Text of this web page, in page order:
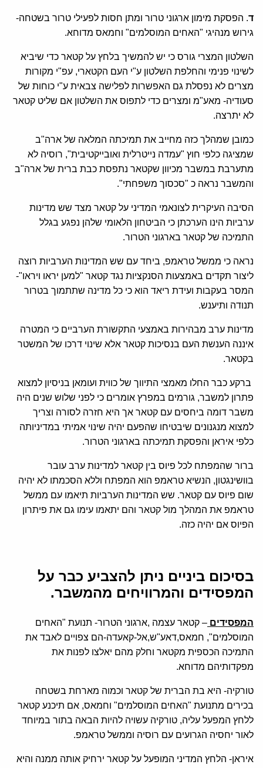
ד. הפסקת מימון ארגוני טרור ומתן חסות לפעילי טרור בשטחה-
גירוש מנהיגי "האחים המוסלמים" וחמאס מדוחא.
השלטון המצרי גורס כי יש להמשיך בלחץ על קטאר כדי שיביא
לשינוי פנימי והחלפת השלטון ע"י העם הקטארי, עפ"י מקורות
מצרים לא נפסלת גם האפשרות לפלישה צבאית ע"י כוחות של
סעודיה- מאע"מ ומצרים כדי לתפוס את השלטון אם שליט קטאר
לא יתרצה.
כמובן שמהלך כזה מחייב את תמיכתה המלאה של ארה"ב
שמציגה כלפי חוץ "עמדה נייטרלית ואובייקטיבית", רוסיה לא
מתערבת במשבר מכיוון שקטאר נתפסת כבת ברית של ארה"ב
והמשבר נראה כ "סכסוך משפחתי".
הסיבה העיקרית לצונאמי המדיני על קטאר מצד שש מדינות
ערביות הינו הערכתן כי הביטחון הלאומי שלהן נפגע בגלל
התמיכה של קטאר בארגוני הטרור.
נראה כי ממשל טראמפ, ביחד עם שש המדינות הערביות רוצה
ליצור תקדים באמצעות הסנקציות נגד קטאר "למען יראו ויראו"-
המסר בעקבות ועידת ריאד הוא כי כל מדינה שתתמוך בטרור
תנודה ותיענש.
מדינות ערב מבהירות באמצעי התקשורת הערביים כי המטרה
איננה הענשת העם בנסיכות קטאר אלא שינוי דרכו של המשטר
בקטאר.
ברקע כבר החלו מאמצי התיווך של כווית ועומאן בניסיון למצוא
פתרון למשבר, גורמים במפרץ אומרים כי לפני שלוש שנים היה
משבר דומה ביחסים עם קטאר אך היא חזרה לסורה וצריך
למצוא מנגנונים שיבטיחו שהפעם יהיה שינוי אמיתי במדיניותה
כלפי איראן והפסקת תמיכתה בארגוני הטרור.
ברור שהמפתח לכל פיוס בין קטאר למדינות ערב עובר
בוושינגטון, הנשיא טראמפ הוא המפתח וללא הסכמתו לא יהיה
שום פיוס עם קטאר. שש המדינות הערביות תיאמו עם ממשל
טראמפ את המהלך מול קטאר והם יתאמו עימו גם את פיתרון
הפיוס אם יהיה כזה.
בסיכום ביניים ניתן להצביע כבר על
המפסידים והמרוויחים מהמשבר.
המפסידים – קטאר עצמה ,ארגוני הטרור- תנועת "האחים
המוסלמים", חמאס,דאע"ש,אל-קאעדה-הם צפויים לאבד את
התמיכה הכספית מקטאר וחלק מהם יאלצו לפנות את
מפקדותיהם מדוחא.
טורקיה- היא בת הברית של קטאר וכמוה מארחת בשטחה
בכירים מתנועת "האחים המוסלמים" וחמאס, אם תיכנע קטאר
ללחץ המפעל עליה, טורקיה עשויה להיות הבאה בתור במיוחד
לאור יחסיה הגרועים עם רוסיה וממשל טראמפ.
איראן- הלחץ המדיני המופעל על קטאר ירחיק אותה ממנה והיא